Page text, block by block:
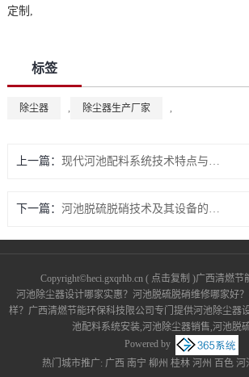
定制,
标签
除尘器 , 除尘器生产厂家 ,
上一篇： 现代河池配料系统技术特点与发展趋势
下一篇： 河池脱硫脱硝技术及其设备的重要性
Copyright©heci.gxqrhb.cn ( 点击复制 )广西清燃节
河池除尘器设计哪家实惠？河池脱硫脱硝维修哪家好
样？广西清燃节能环保科技限公司专门提供河池除尘器
池配料系统安装,河池除尘器销售,河池脱
Powered by
热门城市推广: 广西 南宁 柳州 桂林 河州 百色 河